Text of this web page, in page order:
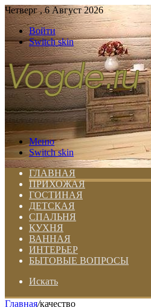
Четверг , 6 Август 2026
Войти
Switch skin
Меню
Switch skin
ГЛАВНАЯ
ПРИХОЖАЯ
ГОСТИНАЯ
ДЕТСКАЯ
СПАЛЬНЯ
КУХНЯ
ВАННАЯ
ИНТЕРЬЕР
БЫТОВЫЕ ВОПРОСЫ
Искать
Главная/качество